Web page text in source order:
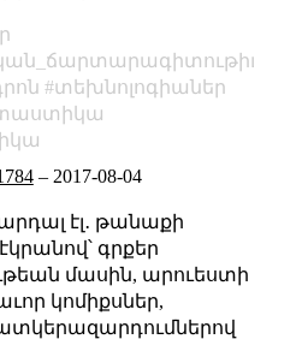
տեխնոլոգիաներ
– 2017-08-04
էլ․ թանաքի
գրքեր
մասին, արուեստի
կոմիքսներ,